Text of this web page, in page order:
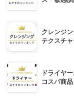
クレンジ
テクスチ
ドライヤ
コスパ商品